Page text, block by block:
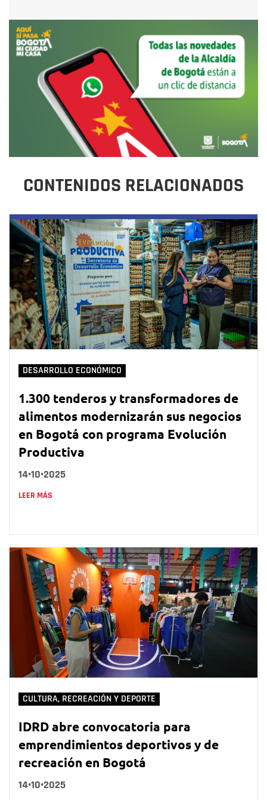
CONTENIDOS RELACIONADOS
DESARROLLO ECONÓMICO
1.300 tenderos y transformadores de
alimentos modernizarán sus negocios
en Bogotá con programa Evolución
Productiva
14•10•2025
LEER MÁS
CULTURA, RECREACIÓN Y DEPORTE
IDRD abre convocatoria para
emprendimientos deportivos y de
recreación en Bogotá
14•10•2025